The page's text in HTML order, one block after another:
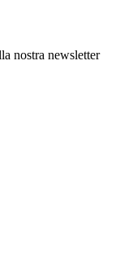
nostra newsletter